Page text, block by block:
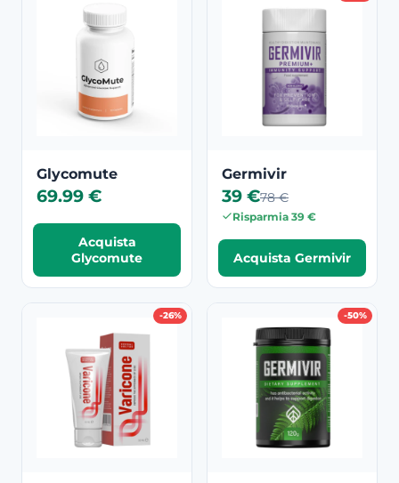
Glycomute
69.99 €
Acquista
Glycomute
Germivir
39 €78 €
Risparmia 39 €
Acquista Germivir
-26% -50%